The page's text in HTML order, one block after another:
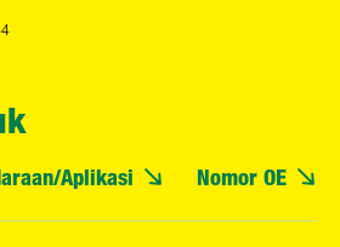
Aplikasi Nomor OE